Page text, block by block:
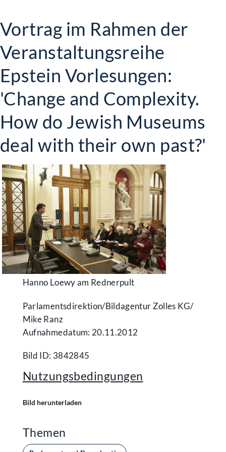
Vortrag im Rahmen der
Veranstaltungsreihe
Epstein Vorlesungen:
'Change and Complexity.
How do Jewish Museums
deal with their own past?'
Hanno Loewy am Rednerpult
Parlamentsdirektion/​Bildagentur Zolles KG/​
Mike Ranz
Aufnahmedatum: 20.11.2012
Bild ID: 3842845
Nutzungsbedingungen
Bild herunterladen
Themen